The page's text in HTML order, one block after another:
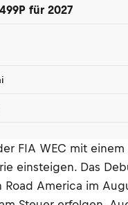
für 2027
FIA WEC mit einem
einsteigen. Das
Road America im